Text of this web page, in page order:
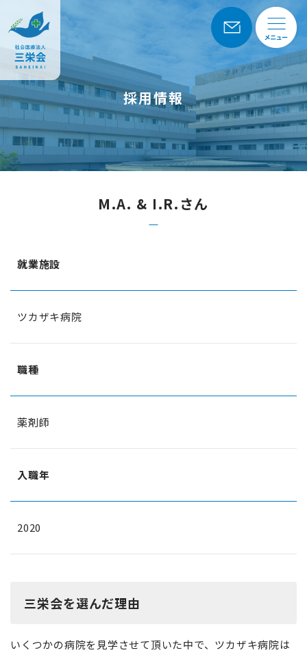
採用情報
M.A. & I.R.さん
就業施設
ツカザキ病院
職種
薬剤師
入職年
2020
三栄会を選んだ理由
いくつかの病院を見学させて頂いた中で、ツカザキ病院は